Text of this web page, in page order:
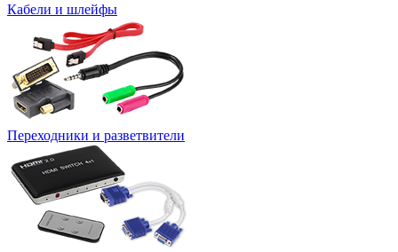
Кабели и шлейфы
Переходники и разветвители